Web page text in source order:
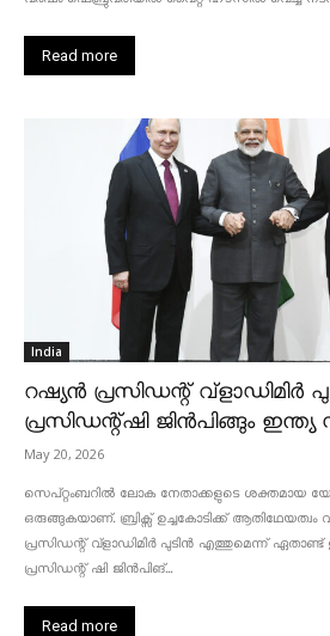
Read more
India
റഷ്യൻ പ്രസിഡന്റ് വ്‌ളാഡിമിർ
പ്രസിഡന്റ്ഷി ജിൻപിങ്ങും
May 20, 2026
സെപ്റ്റംബറിൽ ലോക നേതാക്കളുടെ ശക്തമായ
ഒരുങ്ങുകയാണ്. ബ്രിക്സ് ഉച്ചകോടിക്ക് ആതിഥേയത്വം
പ്രസിഡന്റ് വ്‌ളാഡിമിർ പുടിൻ എത്തുമെന്ന് ഏതാണ്ട്
പ്രസിഡന്റ് ഷി ജിൻപിങ്...
Read more